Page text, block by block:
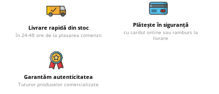
Livrare rapidă din stoc
în 24-48 ore de la plasarea comenzii
Plătește în siguranță
cu cardul online sau ramburs la
livrare
Garantăm autenticitatea
Tuturor produselor comercializate